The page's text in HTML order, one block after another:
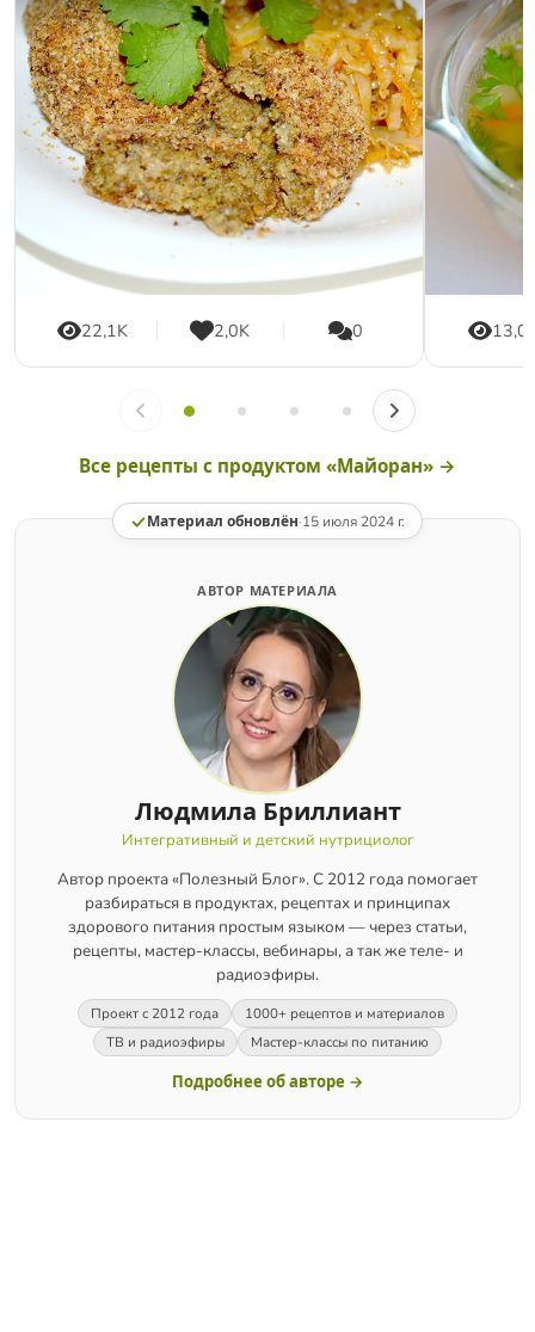
22,1K 2,0K 0
Все рецепты с продуктом «Майоран» →
Материал обновлён·15 июля 2024 г.
АВТОР МАТЕРИАЛА
Людмила Бриллиант
Интегративный и детский нутрициолог
Автор проекта «Полезный Блог». С 2012 года помогает
разбираться в продуктах, рецептах и принципах
здорового питания простым языком — через статьи,
рецепты, мастер-классы, вебинары, а так же теле- и
радиоэфиры.
Проект с 2012 года
1000+ рецептов и материалов
ТВ и радиоэфиры
Мастер-классы по питанию
Подробнее об авторе →